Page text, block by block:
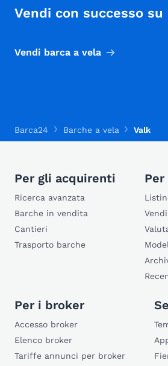
Vendi con successo su
Vendi barca a vela
Barca24 Barche a vela Valk
Per gli acquirenti
Ricerca avanzata
Barche in vendita
Cantieri
Trasporto barche
Per i broker
Accesso broker
Elenco broker
Tariffe annunci per broker